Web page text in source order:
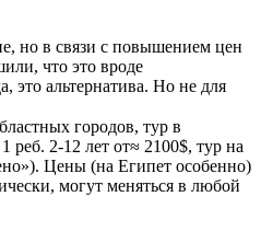
но в связи с повышением цен
что это вроде
это альтернатива. Но не для
городов, тур в
2-12 лет от≈ 2100$, тур на
Цены (на Египет особенно)
могут меняться в любой